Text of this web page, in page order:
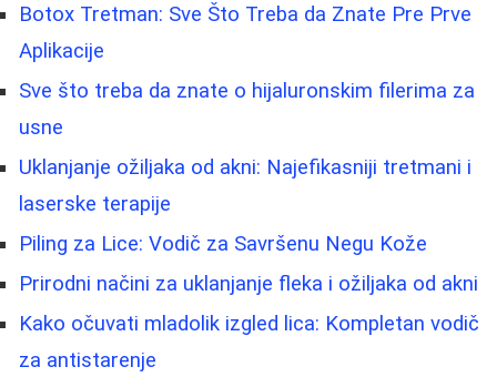
Botox Tretman: Sve Što Treba da Znate Pre Prve
Aplikacije
Sve što treba da znate o hijaluronskim filerima za
usne
Uklanjanje ožiljaka od akni: Najefikasniji tretmani i
laserske terapije
Piling za Lice: Vodič za Savršenu Negu Kože
Prirodni načini za uklanjanje fleka i ožiljaka od akni
Kako očuvati mladolik izgled lica: Kompletan vodič
za antistarenje